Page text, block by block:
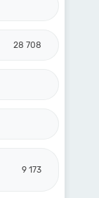
28 708
9 173